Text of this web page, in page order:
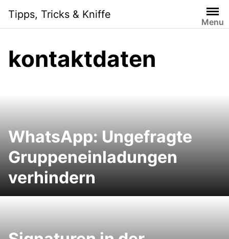
i
Tipps, Tricks & Kniffe
Menu
kontaktdaten
WhatsApp: Ungefragte
Gruppeneinladungen
verhindern